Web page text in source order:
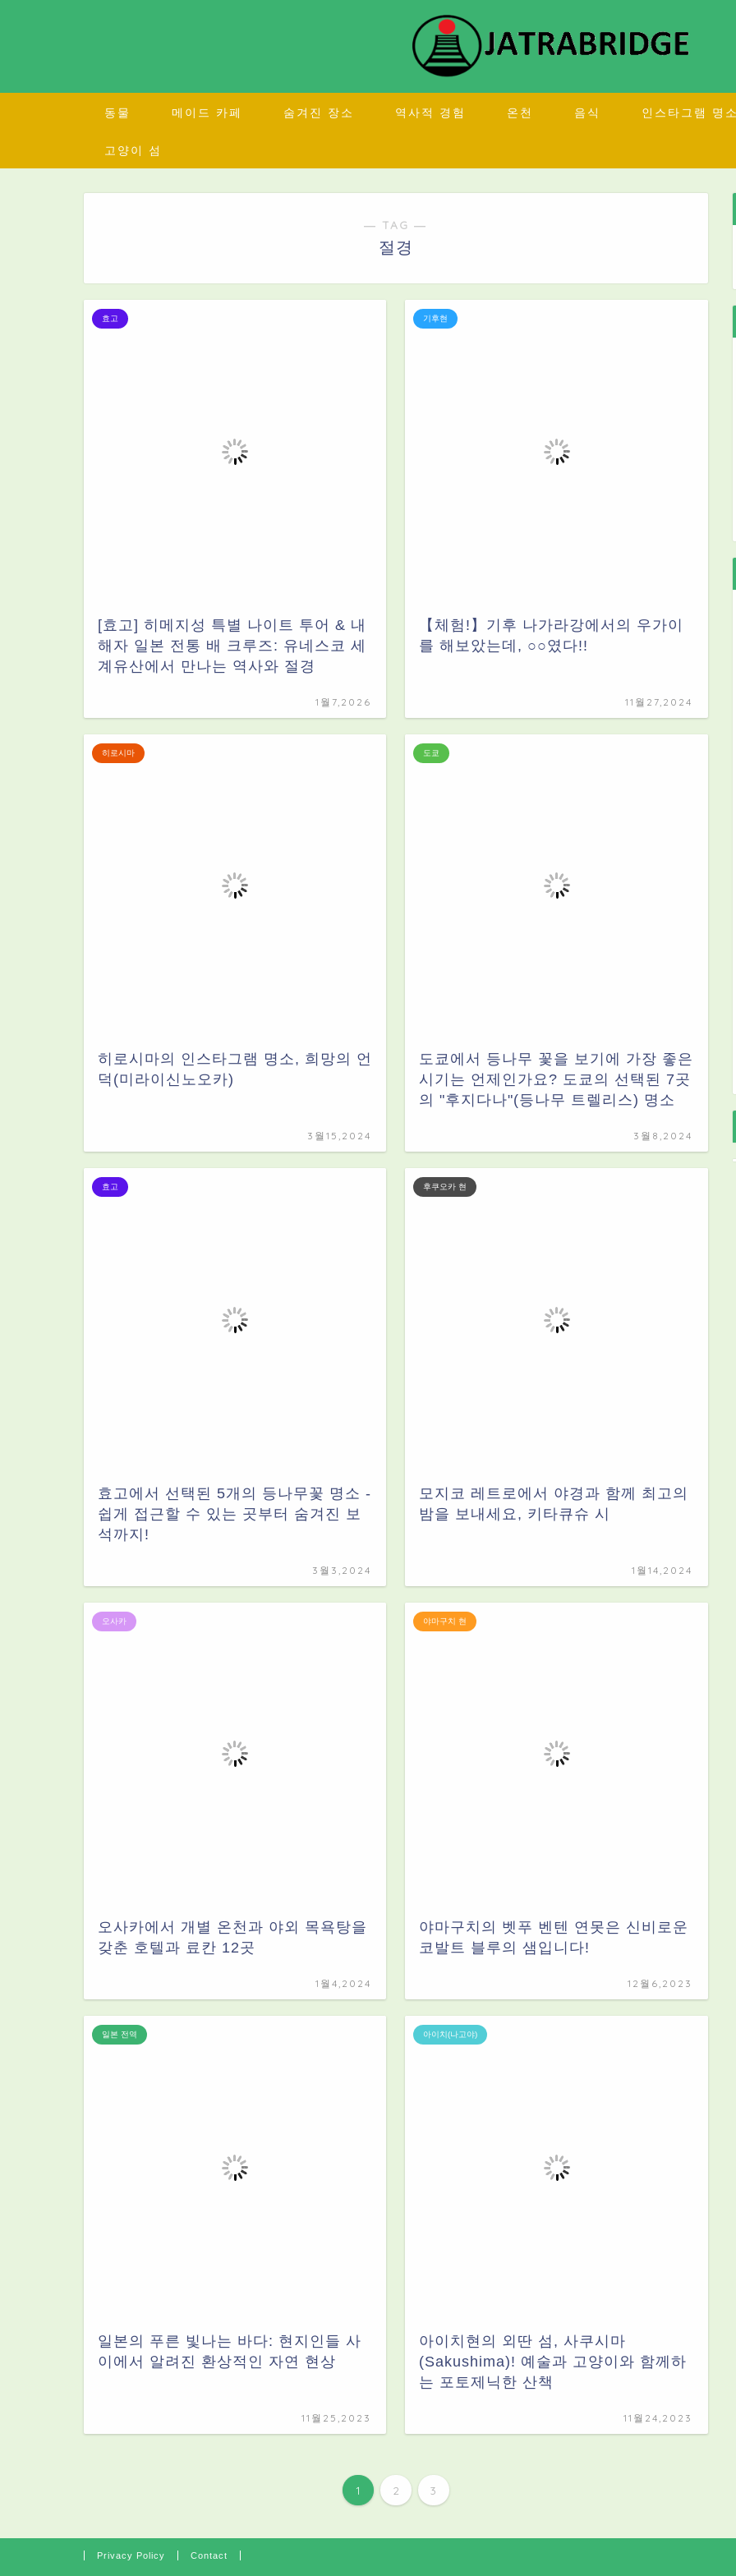
동물 메이드 카페 숨겨진 장소 역사적 경험 온천 음식 인스타그램 명소
고양이 섬
― TAG ―
절경
효고
[효고] 히메지성 특별 나이트 투어 & 내
해자 일본 전통 배 크루즈: 유네스코 세
계유산에서 만나는 역사와 절경
1월7,2026
기후현
【체험!】기후 나가라강에서의 우가이
를 해보았는데, ○○였다!!
11월27,2024
히로시마
히로시마의 인스타그램 명소, 희망의 언
덕(미라이신노오카)
3월15,2024
도쿄
도쿄에서 등나무 꽃을 보기에 가장 좋은
시기는 언제인가요? 도쿄의 선택된 7곳
의 "후지다나"(등나무 트렐리스) 명소
3월8,2024
효고
효고에서 선택된 5개의 등나무꽃 명소 -
쉽게 접근할 수 있는 곳부터 숨겨진 보
석까지!
3월3,2024
후쿠오카 현
모지코 레트로에서 야경과 함께 최고의
밤을 보내세요, 키타큐슈 시
1월14,2024
오사카
오사카에서 개별 온천과 야외 목욕탕을
갖춘 호텔과 료칸 12곳
1월4,2024
야마구치 현
야마구치의 벳푸 벤텐 연못은 신비로운
코발트 블루의 샘입니다!
12월6,2023
일본 전역
일본의 푸른 빛나는 바다: 현지인들 사
이에서 알려진 환상적인 자연 현상
11월25,2023
아이치(나고야)
아이치현의 외딴 섬, 사쿠시마
(Sakushima)! 예술과 고양이와 함께하
는 포토제닉한 산책
11월24,2023
1 2 3
Privacy Policy Contact